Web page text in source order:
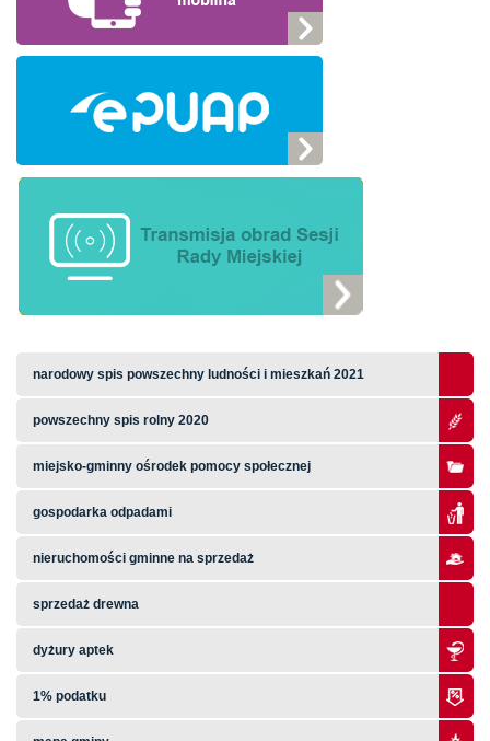
narodowy spis powszechny ludności i mieszkań 2021
powszechny spis rolny 2020
miejsko-gminny ośrodek pomocy społecznej
gospodarka odpadami
nieruchomości gminne na sprzedaż
sprzedaż drewna
dyżury aptek
1% podatku